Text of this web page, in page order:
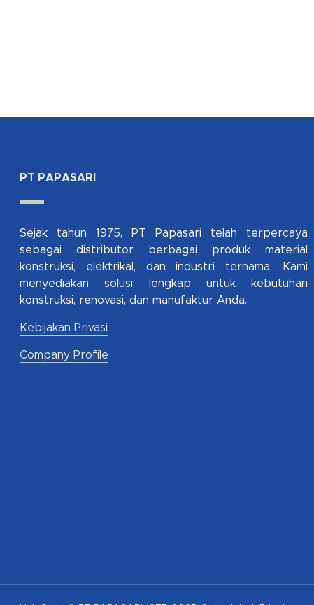
PT PAPASARI
Sejak tahun 1975, PT Papasari telah terpercaya
sebagai distributor berbagai produk material
konstruksi, elektrikal, dan industri ternama. Kami
menyediakan solusi lengkap untuk kebutuhan
konstruksi, renovasi, dan manufaktur Anda.
Kebijakan Privasi
Company Profile